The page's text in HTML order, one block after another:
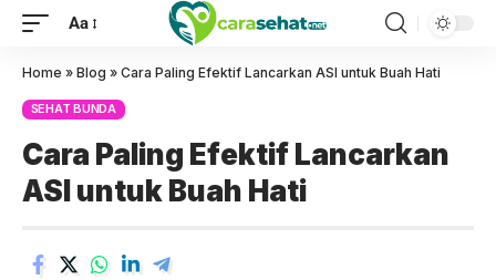
Aa
Home » Blog » Cara Paling Efektif Lancarkan ASI untuk Buah Hati
SEHAT BUNDA
Cara Paling Efektif Lancarkan
ASI untuk Buah Hati